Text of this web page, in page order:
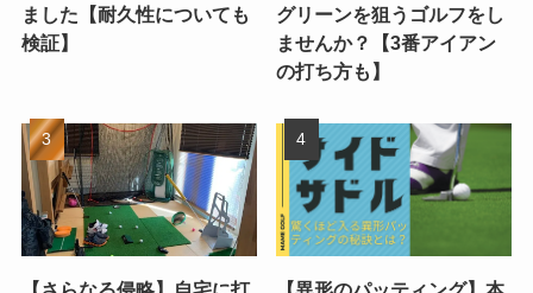
ました【耐久性についても
検証】
グリーンを狙うゴルフをし
ませんか？【3番アイアン
の打ち方も】